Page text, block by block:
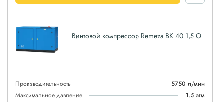
Винтовой компрессор Remeza ВК 40 1,5 О
Производительность
5750 л/мин
Максимальное давление
1.5 атм